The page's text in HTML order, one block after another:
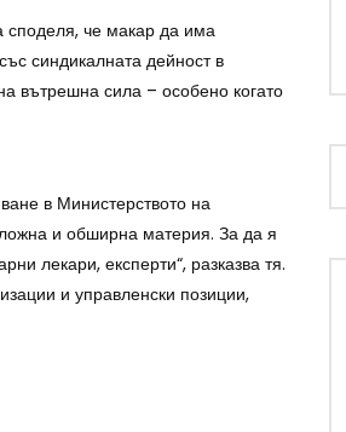
споделя, че макар да има
синдикалната дейност в
вътрешна сила – особено когато
в Министерството на
и обширна материя. За да я
лекари, експерти“, разказва тя.
и управленски позиции,